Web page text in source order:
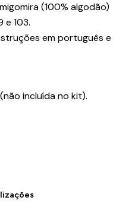
(100% algodão)
e 103.
em português e
incluída no kit).